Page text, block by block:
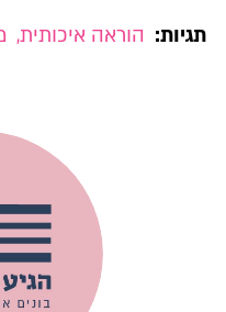
תגיות: הוראה איכותית,